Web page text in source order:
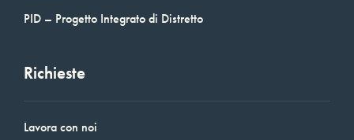
PID – Progetto Integrato di Distretto
Richieste
Lavora con noi